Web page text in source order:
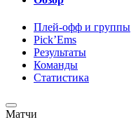
Плей-офф и группы
Pick’Ems
Результаты
Команды
Статистика
Матчи